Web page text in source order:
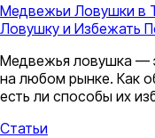
Медвежьи Ловушки в
Ловушку и Избежать
Медвежья ловушка —
на любом рынке. Как
есть ли способы их
Статьи